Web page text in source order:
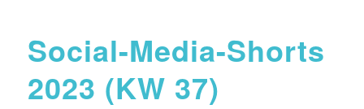
Social-Media-Shorts
2023 (KW 37)